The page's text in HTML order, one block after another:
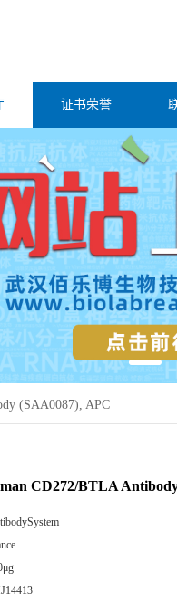
证书荣誉
(SAA0087), APC
CD272/BTLA